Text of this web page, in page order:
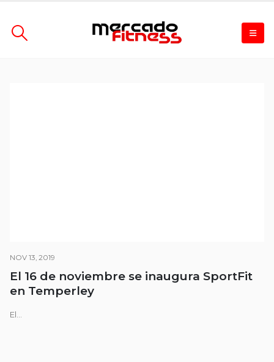
NOV 13, 2019
El 16 de noviembre se inaugura SportFit
en Temperley
El...